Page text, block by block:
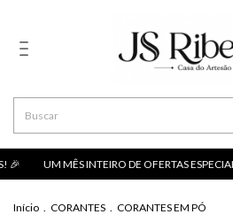
🎉 UM MÊS INTEIRO DE OFERTAS
Início . CORANTES . CORANTES EM PÓ